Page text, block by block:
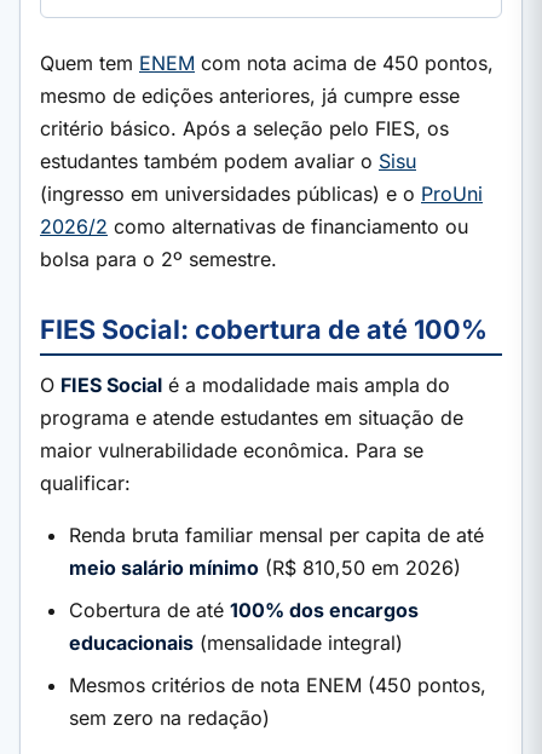
Quem tem ENEM com nota acima de 450 pontos,
mesmo de edições anteriores, já cumpre esse
critério básico. Após a seleção pelo FIES, os
estudantes também podem avaliar o Sisu
(ingresso em universidades públicas) e o ProUni
2026/2 como alternativas de financiamento ou
bolsa para o 2º semestre.
FIES Social: cobertura de até 100%
O FIES Social é a modalidade mais ampla do
programa e atende estudantes em situação de
maior vulnerabilidade econômica. Para se
qualificar:
Renda bruta familiar mensal per capita de até
meio salário mínimo (R$ 810,50 em 2026)
Cobertura de até 100% dos encargos
educacionais (mensalidade integral)
Mesmos critérios de nota ENEM (450 pontos,
sem zero na redação)